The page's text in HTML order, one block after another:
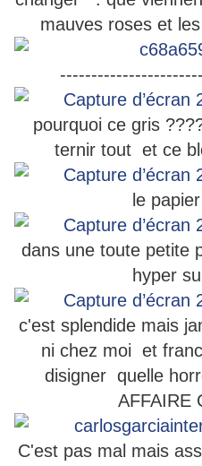
mauves roses et
pourquoi ce gris
ternir tout et ce
le
dans une toute petite
hyper
c'est splendide mais
ni chez moi et
disigner quelle
AFFAIRE
C'est pas mal mais